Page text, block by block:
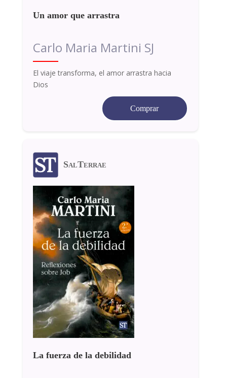
Un amor que arrastra
Carlo Maria Martini SJ
El viaje transforma, el amor arrastra hacia
Dios
Comprar
SalTerrae
La fuerza de la debilidad